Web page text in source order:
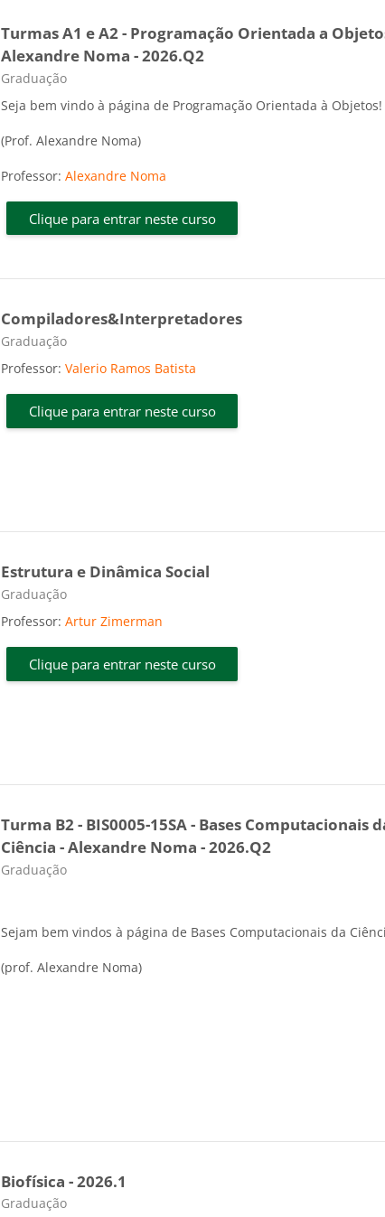
Turmas A1 e A2 - Programação Orientada a
Alexandre Noma - 2026.Q2
Categoria do curso
Graduação
Seja bem vindo à página de Programação Orientada à Objetos!
(Prof. Alexandre Noma)
Professor:Alexandre Noma
Clique para entrar neste curso
Compiladores&Interpretadores
Categoria do curso
Graduação
Professor:Valerio Ramos Batista
Clique para entrar neste curso
Estrutura e Dinâmica Social
Categoria do curso
Graduação
Professor:Artur Zimerman
Clique para entrar neste curso
Turma B2 - BIS0005-15SA - Bases Computacionais
Ciência - Alexandre Noma - 2026.Q2
Categoria do curso
Graduação
Sejam bem vindos à página de Bases Computacionais da
(prof. Alexandre Noma)
Biofísica - 2026.1
Categoria do curso
Graduação